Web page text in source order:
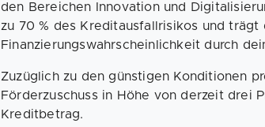
den Bereichen Innovation und
zu 70 % des Kreditausfallrisikos und trägt
Finanzierungswahrscheinlichkeit durch
Zuzüglich zu den günstigen Konditionen
Förderzuschuss in Höhe von derzeit drei
Kreditbetrag.